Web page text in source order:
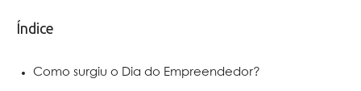
Índice
Como surgiu o Dia do Empreendedor?